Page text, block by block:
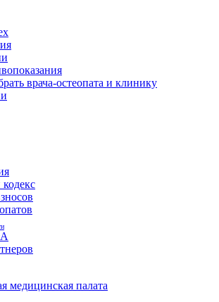
врача-остеопата и клинику
медицинская палата